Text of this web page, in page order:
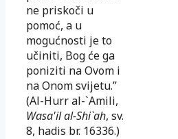
ne priskoči u
pomoć, a u
mogućnosti je to
učiniti, Bog će ga
poniziti na Ovom i
na Onom svijetu.”
(Al-Hurr al-`Amili,
Wasa'il al-Shi`ah, sv.
8, hadis br. 16336.)